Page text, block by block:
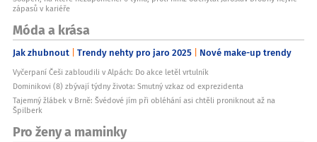
zápasů v kariéře
Móda a krása
Jak zhubnout Trendy nehty pro jaro 2025 Nové make-up trendy
Vyčerpaní Češi zabloudili v Alpách: Do akce letěl vrtulník
Dominikovi (8) zbývají týdny života: Smutný vzkaz od exprezidenta
Tajemný žlábek v Brně: Švédové jím při obléhání asi chtěli proniknout až na
Špilberk
Pro ženy a maminky